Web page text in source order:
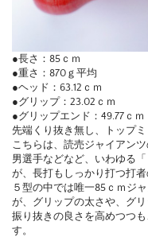
●長さ：85ｃｍ
●重さ：870ｇ平均
●ヘッド：63.12ｃｍ
●グリップ：23.02ｃｍ
●グリップエンド：49.77ｃｍ
先端くり抜き無し、トップ
こちらは、読売ジャイアン
男選手などなど、いわゆる
が、長打もしっかり打つ打
５型の中では唯一85ｃｍジ
が、グリップの太さや、グ
振り抜きの良さを高めつつ
す。